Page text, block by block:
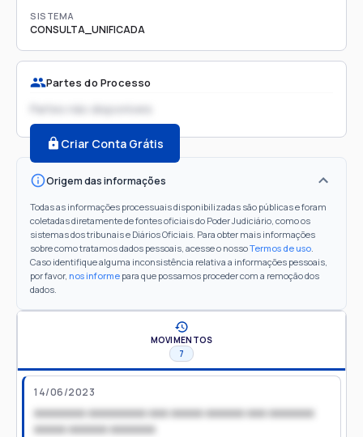
SISTEMA
CONSULTA_UNIFICADA
Partes do Processo
Partes não disponíveis
Criar Conta Grátis
Origem das informações
Todas as informações processuais disponibilizadas são públicas e foram
coletadas diretamente de fontes oficiais do Poder Judiciário, como os
sistemas dos tribunais e Diários Oficiais. Para obter mais informações
sobre como tratamos dados pessoais, acesse o nossoTermos de uso.
Caso identifique alguma inconsistência relativa a informações pessoais,
por favor, nos informe para que possamos proceder com a remoção dos
dados.
MOVIMENTOS
7
14/06/2023
xxxxxxxx xxxxxxxxx xxx xxxxx xxxxxx xxx xxxxxxx
xxxxx xxxxxx xxxxxxx